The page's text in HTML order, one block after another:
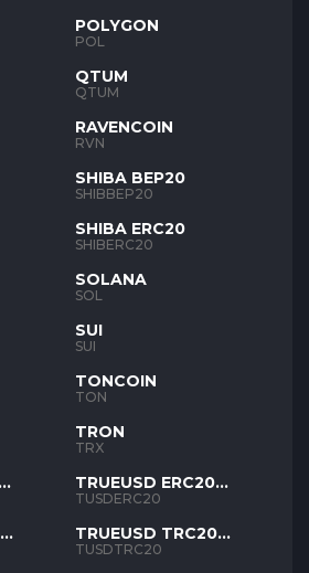
POLYGON
POL
QTUM
QTUM
RAVENCOIN
RVN
SHIBA BEP20
SHIBBEP20
SHIBA ERC20
SHIBERC20
SOLANA
SOL
SUI
SUI
TONCOIN
TON
TRON
TRX
TRUEUSD ERC20
TUSD
TUSDERC20
TRUEUSD TRC20
TUSD
TUSDTRC20